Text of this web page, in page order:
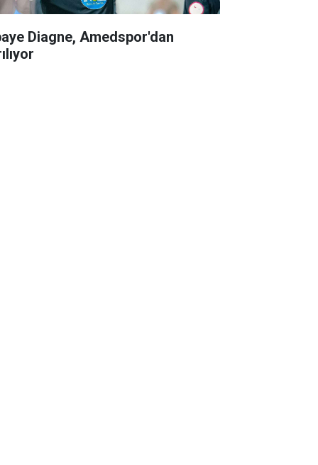
Diagne, Amedspor'dan